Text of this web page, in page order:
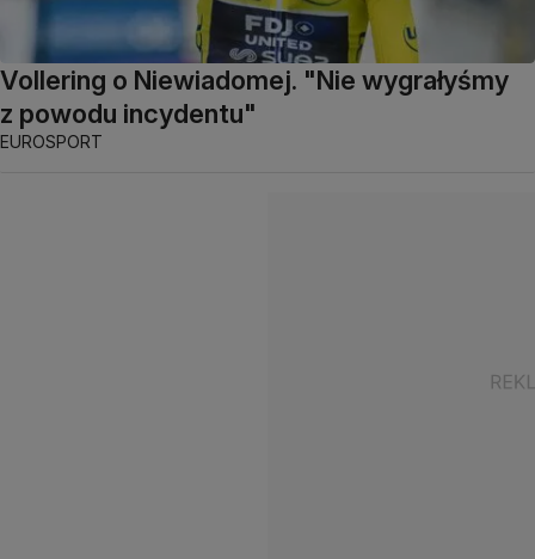
Vollering o Niewiadomej. "Nie wygrałyśmy
z powodu incydentu"
EUROSPORT